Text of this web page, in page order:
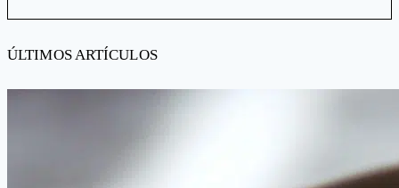
ÚLTIMOS ARTÍCULOS